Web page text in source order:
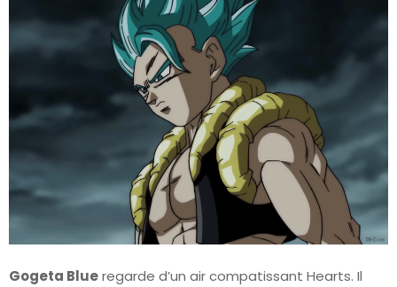
Gogeta Blueregarde d’un air compatissant Hearts. Il